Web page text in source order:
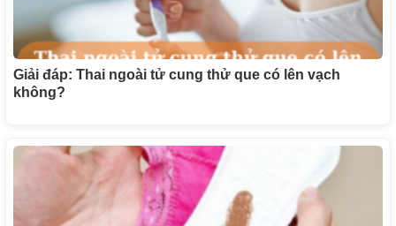
Giải đáp: Thai ngoài tử cung thử que có lên vạch
không?